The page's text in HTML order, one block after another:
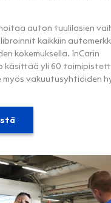
auton tuulilasien
kaikkiin
kokemuksella. InCarin
käsittää yli 60
myös vakuutusyhtiöiden